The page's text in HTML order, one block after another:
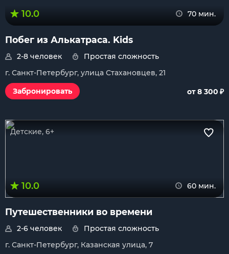
10.0 70 мин.
Побег из Алькатраса. Kids
2-8 человек
Простая сложность
г. Санкт-Петербург, улица Стахановцев, 21
Забронировать
от 8 300 ₽
Детские, 6+
10.0 60 мин.
Путешественники во времени
2-6 человек
Простая сложность
г. Санкт-Петербург, Казанская улица, 7